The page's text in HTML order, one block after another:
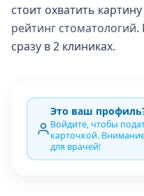
стоит охватить
рейтинг стоматологий.
сразу в 2 клиниках.
Это ваш
Войдите, чтобы
карточкой.
для врачей!